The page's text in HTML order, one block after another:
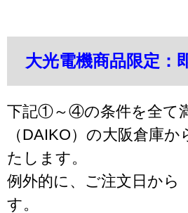
大光電機商品限定：
下記①～④の条件を全て
（DAIKO）の大阪倉庫
たします。
例外的に、ご注文日から
す。